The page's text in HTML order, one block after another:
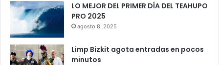
LO MEJOR DEL PRIMER DÍA DEL TEAHUPO
PRO 2025
agosto 8, 2025
Limp Bizkit agota entradas en pocos
minutos